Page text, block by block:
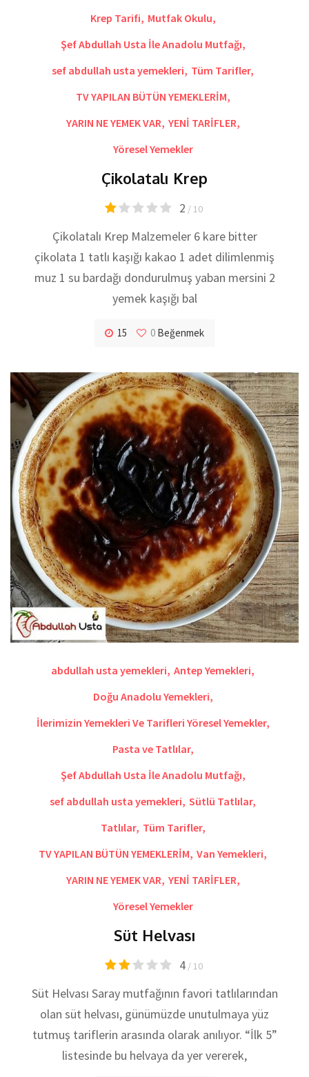
Krep Tarifi, Mutfak Okulu,
Şef Abdullah Usta İle Anadolu Mutfağı,
sef abdullah usta yemekleri, Tüm Tarifler,
TV YAPILAN BÜTÜN YEMEKLERİM,
YARIN NE YEMEK VAR, YENİ TARİFLER,
Yöresel Yemekler
Çikolatalı Krep
2 / 10
Çikolatalı Krep Malzemeler 6 kare bitter
çikolata 1 tatlı kaşığı kakao 1 adet dilimlenmiş
muz 1 su bardağı dondurulmuş yaban mersini 2
yemek kaşığı bal
15 0 Beğenmek
abdullah usta yemekleri, Antep Yemekleri,
Doğu Anadolu Yemekleri,
İlerimizin Yemekleri Ve Tarifleri Yöresel Yemekler,
Pasta ve Tatlılar,
Şef Abdullah Usta İle Anadolu Mutfağı,
sef abdullah usta yemekleri, Sütlü Tatlılar,
Tatlılar, Tüm Tarifler,
TV YAPILAN BÜTÜN YEMEKLERİM, Van Yemekleri,
YARIN NE YEMEK VAR, YENİ TARİFLER,
Yöresel Yemekler
Süt Helvası
4/ 10
Süt Helvası Saray mutfağının favori tatlılarından
olan süt helvası, günümüzde unutulmaya yüz
tutmuş tariflerin arasında olarak anılıyor. “İlk 5”
listesinde bu helvaya da yer vererek,